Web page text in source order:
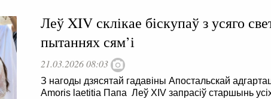
Леў XIV склікае біскупаў з усяго
пытаннях сям’і
21.03.2026 08:03
З нагоды дзясятай гадавіны Апостальскай
Amoris laetitia Папа Леў XIV запрасіў старшынь усіх